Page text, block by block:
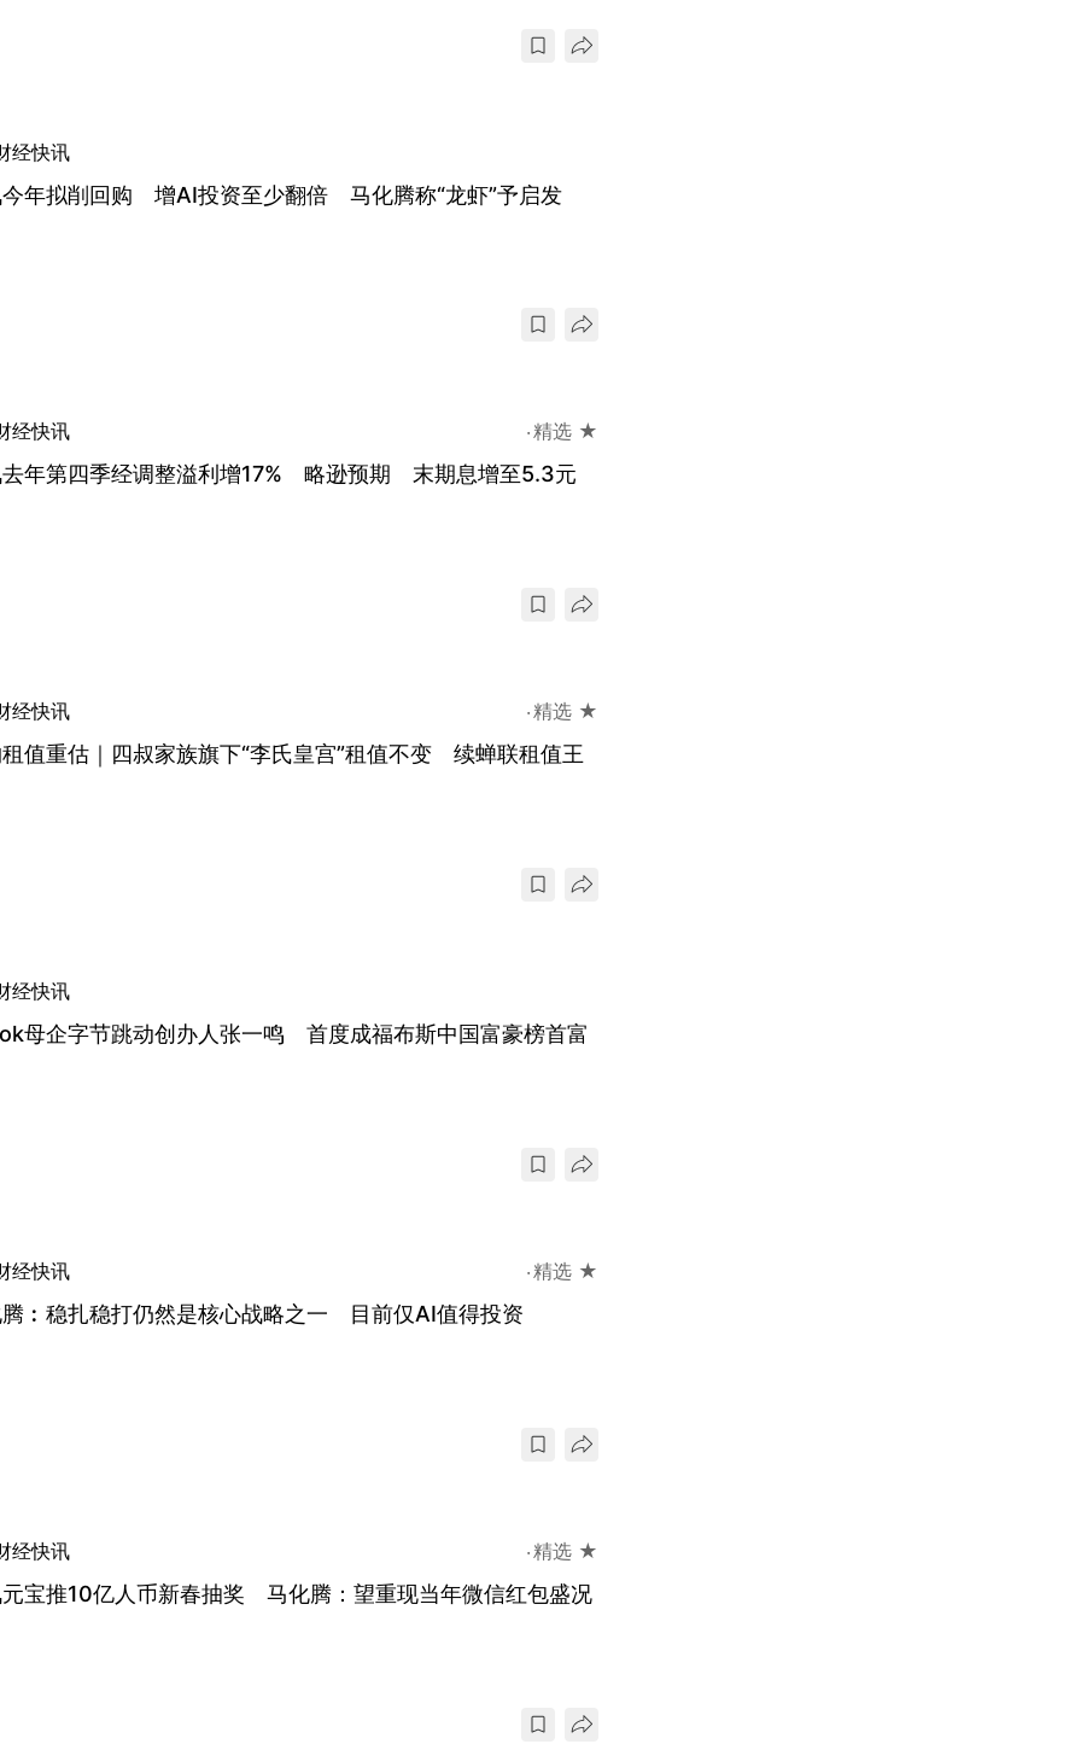
经快讯
年拟削回购 增AI投资至少翻倍 马化腾称“龙虾”予启发
经快讯 精选 ★
年第四季经调整溢利增17% 略逊预期 末期息增至5.3元
经快讯 精选 ★
值重估｜四叔家族旗下“李氏皇宫”租值不变 续蝉联租值王
经快讯
母企字节跳动创办人张一鸣 首度成福布斯中国富豪榜首富
经快讯 精选 ★
︰稳扎稳打仍然是核心战略之一 目前仅AI值得投资
经快讯 精选 ★
宝推10亿人币新春抽奖 马化腾：望重现当年微信红包盛况